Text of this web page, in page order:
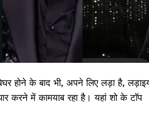
होने के बाद भी, अपने लिए लड़ा है,
करने में कामयाब रहा है। यहां शो के टॉप